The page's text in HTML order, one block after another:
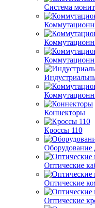
Система
Коннекторы
Кроссы 110
Оборудование
Оптические
Оптические
Оптические